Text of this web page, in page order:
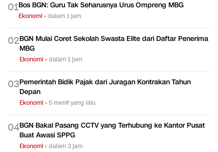
01Bos BGN: Guru Tak Seharusnya Urus Ompreng MBG
Ekonomi •dalam 1 jam
02BGN Mulai Coret Sekolah Swasta Elite dari Daftar Penerima
MBG
Ekonomi •dalam 1 jam
03Pemerintah Bidik Pajak dari Juragan Kontrakan Tahun
Depan
Ekonomi • 5 menit yang lalu
04BGN Bakal Pasang CCTV yang Terhubung ke Kantor Pusat
Buat Awasi SPPG
Ekonomi •dalam 3 jam